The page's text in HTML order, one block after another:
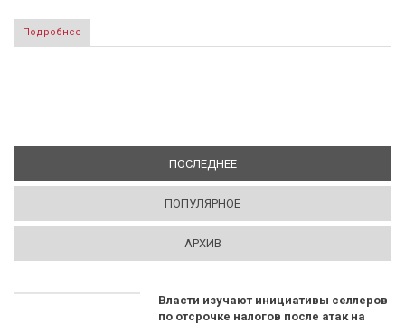
Подробнее
ПОСЛЕДНЕЕ(АКТИВНАЯ ВКЛАДКА)
ПОПУЛЯРНОЕ
АРХИВ
Власти изучают инициативы селлеров
по отсрочке налогов после атак на